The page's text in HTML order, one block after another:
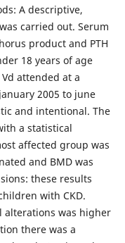
A descriptive,
carried out. Serum
product and PTH
18 years of age
attended at a
2005 to june
and intentional. The
a statistical
affected group was
and BMD was
these results
with CKD.
alterations was higher
there was a